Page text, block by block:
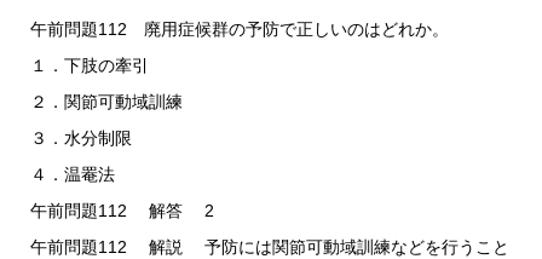
午前問題112 廃用症候群の予防で正しいのはどれか。
１．下肢の牽引
２．関節可動域訓練
３．水分制限
４．温罨法
午前問題112 解答 2
午前問題112 解説 予防には関節可動域訓練などを行うこと